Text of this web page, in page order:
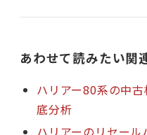
あわせて読みたい関
ハリアー80系の中
底分析
ハリアーのリセー